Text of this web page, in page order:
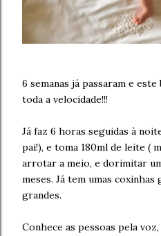
6 semanas já passaram e
toda a velocidade!!!
Já faz 6 horas seguidas à
pai!), e toma 180ml de leite (
arrotar a meio, e dorimitar
meses. Já tem umas coxinhas
grandes.
Conhece as pessoas pela